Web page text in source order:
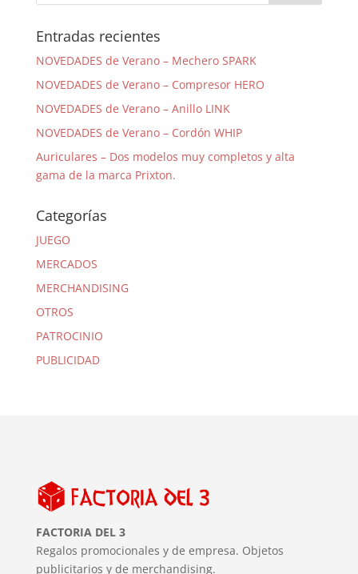
Entradas recientes
NOVEDADES de Verano – Mechero SPARK
NOVEDADES de Verano – Compresor HERO
NOVEDADES de Verano – Anillo LINK
NOVEDADES de Verano – Cordón WHIP
Auriculares – Dos modelos muy completos y alta
gama de la marca Prixton.
Categorías
JUEGO
MERCADOS
MERCHANDISING
OTROS
PATROCINIO
PUBLICIDAD
FACTORIA DEL 3
Regalos promocionales y de empresa. Objetos
publicitarios y de merchandising.